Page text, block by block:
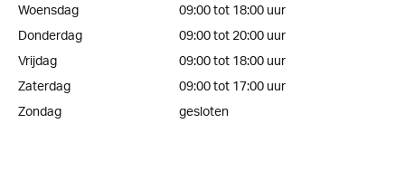
Woensdag
09:00 tot 18:00 uur
Donderdag
09:00 tot 20:00 uur
Vrijdag
09:00 tot 18:00 uur
Zaterdag
09:00 tot 17:00 uur
Zondag
gesloten